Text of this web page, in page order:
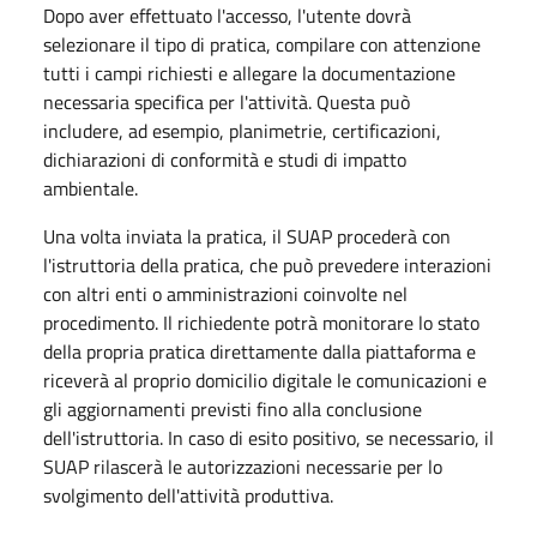
Dopo aver effettuato l'accesso, l'utente dovrà
selezionare il tipo di pratica, compilare con attenzione
tutti i campi richiesti e allegare la documentazione
necessaria specifica per l'attività. Questa può
includere, ad esempio, planimetrie, certificazioni,
dichiarazioni di conformità e studi di impatto
ambientale.
Una volta inviata la pratica, il SUAP procederà con
l'istruttoria della pratica, che può prevedere interazioni
con altri enti o amministrazioni coinvolte nel
procedimento. Il richiedente potrà monitorare lo stato
della propria pratica direttamente dalla piattaforma e
riceverà al proprio domicilio digitale le comunicazioni e
gli aggiornamenti previsti fino alla conclusione
dell'istruttoria. In caso di esito positivo, se necessario, il
SUAP rilascerà le autorizzazioni necessarie per lo
svolgimento dell'attività produttiva.